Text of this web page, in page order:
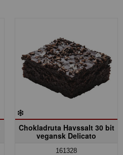
Chokladruta Havssalt 30 bit
vegansk Delicato
161328